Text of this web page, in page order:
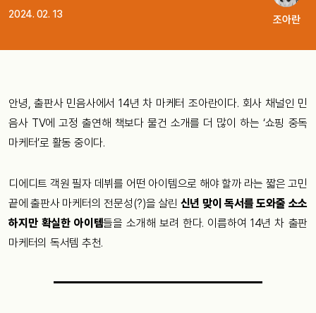
2024. 02. 13 조아란
안녕, 출판사 민음사에서 14년 차 마케터 조아란이다. 회사 채널인 민
음사 TV에 고정 출연해 책보다 물건 소개를 더 많이 하는 ‘쇼핑 중독
마케터’로 활동 중이다.
디에디트 객원 필자 데뷔를 어떤 아이템으로 해야 할까 라는 짧은 고민
끝에 출판사 마케터의 전문성(?)을 살린 신년 맞이 독서를 도와줄 소소
하지만 확실한 아이템들을 소개해 보려 한다. 이름하여 14년 차 출판
마케터의 독서템 추천.